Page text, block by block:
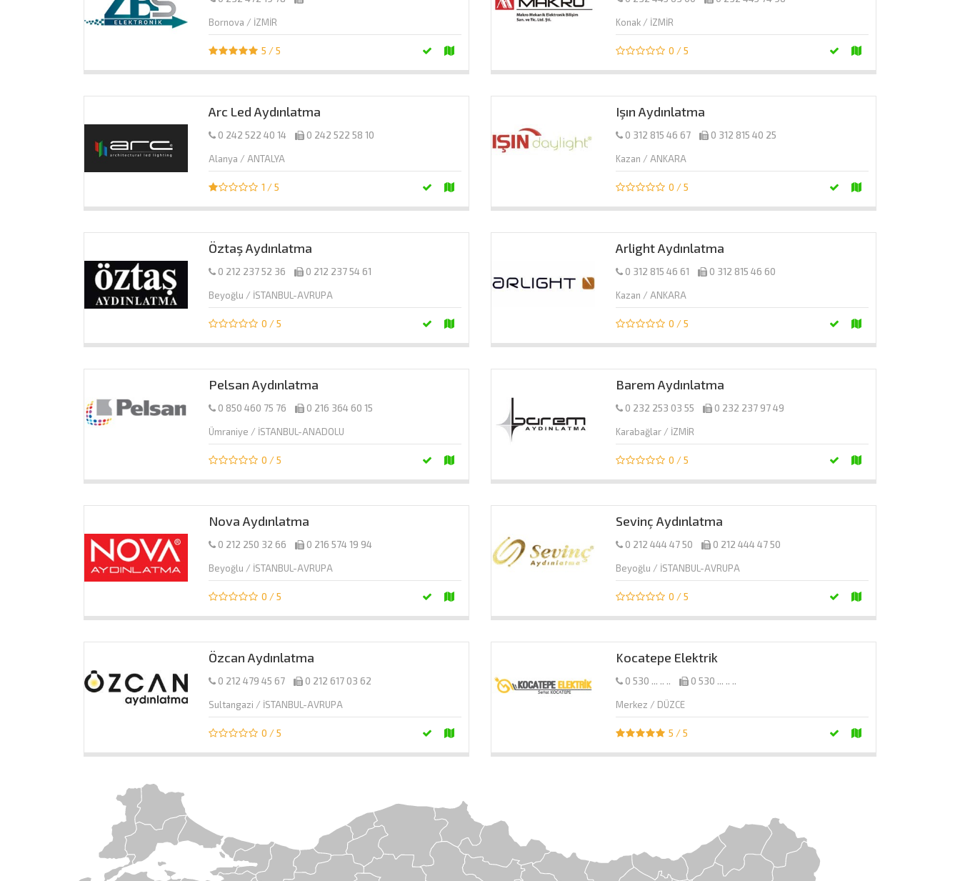
Bornova / İZMİR
5 / 5
Konak / İZMİR
0 / 5
Arc Led Aydınlatma
0 242 522 40 14 0 242 522 58 10
Alanya / ANTALYA
1 / 5
Işın Aydınlatma
0 312 815 46 67 0 312 815 40 25
Kazan / ANKARA
0 / 5
Öztaş Aydınlatma
0 212 237 52 36 0 212 237 54 61
Beyoğlu / İSTANBUL-AVRUPA
0 / 5
Arlight Aydınlatma
0 312 815 46 61 0 312 815 46 60
Kazan / ANKARA
0 / 5
Pelsan Aydınlatma
0 850 460 75 76 0 216 364 60 15
Ümraniye / İSTANBUL-ANADOLU
0 / 5
Barem Aydınlatma
0 232 253 03 55 0 232 237 97 49
Karabağlar / İZMİR
0 / 5
Nova Aydınlatma
0 212 250 32 66 0 216 574 19 94
Beyoğlu / İSTANBUL-AVRUPA
0 / 5
Sevinç Aydınlatma
0 212 444 47 50 0 212 444 47 50
Beyoğlu / İSTANBUL-AVRUPA
0 / 5
Özcan Aydınlatma
0 212 479 45 67 0 212 617 03 62
Sultangazi / İSTANBUL-AVRUPA
0 / 5
Kocatepe Elektrik
0 530 ... .. .. 0 530 ... .. ..
Merkez / DÜZCE
5 / 5